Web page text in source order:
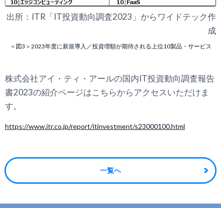
出所：ITR「IT投資動向調査2023」からワイドテック作
成
＜図3＞2023年度に新規導入／投資増額が期待される上位10製品・サービス
株式会社アイ・ティ・アールの国内IT投資動向調査報告
書2023の紹介ページはこちらからアクセスいただけま
す。
https://www.itr.co.jp/report/itinvestment/s23000100.html
一覧へ